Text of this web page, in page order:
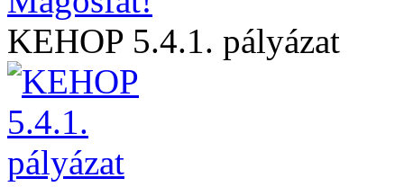
KEHOP 5.4.1. pályázat